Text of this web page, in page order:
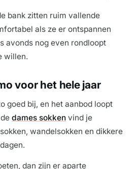
bank zitten ruim vallende
als ze er ontspannen
avonds nog even rondloopt
willen.
voor het hele jaar
goed bij, en het aanbod loopt
dames sokken vind je
wandelsokken en dikkere
dan zijn er aparte